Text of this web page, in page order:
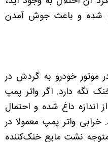
شده و باعث جوش آمدن
موتور خودرو به گردش در
نگه دارد. اگر واتر پمپ
اندازه داغ شده و احتمال
واتر پمپ معمولا در
نشت مایع خنک‌کننده